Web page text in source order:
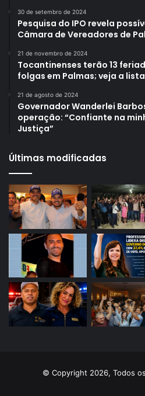
30 de setembro de 2024
Pesquisa do IPO revela
Câmara de Vereadores de
21 de novembro de 2024
Tocantinenses terão 13
folgas em Palmas; veja a
21 de agosto de 2024
Governador Wanderlei
operação: “Confiante na
Justiça”
Últimas modificadas
© Copyright 2026, Todos